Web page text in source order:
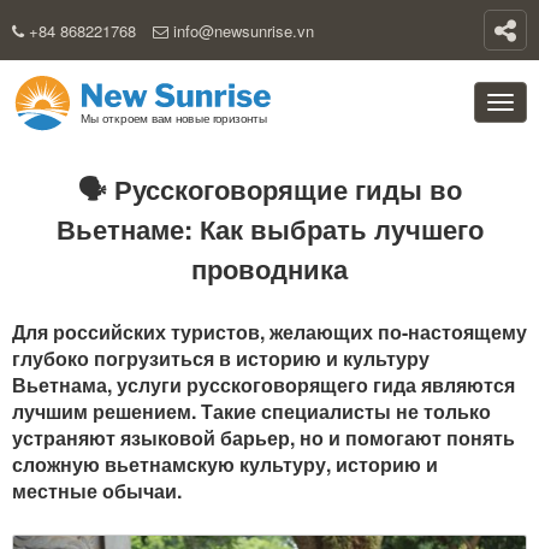
+84 868221768 info@newsunrise.vn
🗣️ Русскоговорящие гиды во
Вьетнаме: Как выбрать лучшего
проводника
Для российских туристов, желающих по-настоящему
глубоко погрузиться в историю и культуру
Вьетнама, услуги русскоговорящего гида являются
лучшим решением. Такие специалисты не только
устраняют языковой барьер, но и помогают понять
сложную вьетнамскую культуру, историю и
местные обычаи.